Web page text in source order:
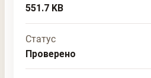
551.7 KB
Статус
Проверено